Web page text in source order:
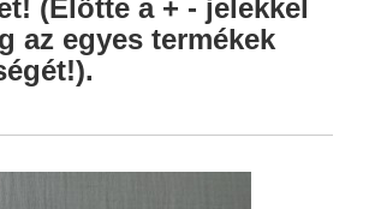
(Előtte a + - jelekkel
az egyes termékek